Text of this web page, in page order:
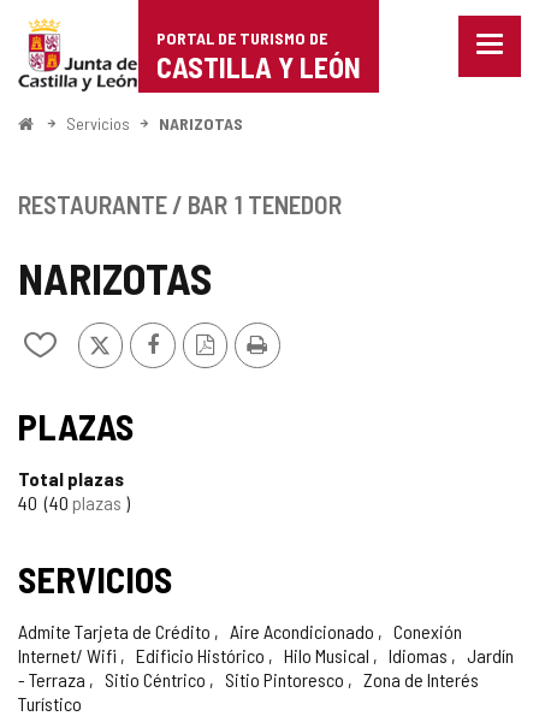
Portal
de
Turismo
Castilla
León
PORTAL DE TURISMO DE
CASTILLA Y LEÓN
Menu
InicioServicios NARIZOTAS
NARIZOTAS
Añadir/quitar
cuadernos
X FacebookVersión
PDF
Imprimir
RESTAURANTE / BAR 1 TENEDOR
PLAZAS
Total plazas
40 40 plazas
SERVICIOS
Admite Tarjeta de Crédito Aire Acondicionado
Conexión
Internet/ Wifi
Edificio Histórico Hilo Musical Idiomas
Jardín
- Terraza
Sitio Céntrico Sitio Pintoresco
Zona de Interés
Turístico